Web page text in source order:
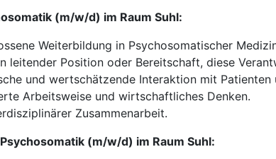
(m/w/d) im Raum Suhl:
Weiterbildung in Psychosomatischer
leitender Position oder Bereitschaft, diese
und wertschätzende Interaktion mit Patienten
Arbeitsweise und wirtschaftliches Denken.
Zusammenarbeit.
(m/w/d) im Raum Suhl: